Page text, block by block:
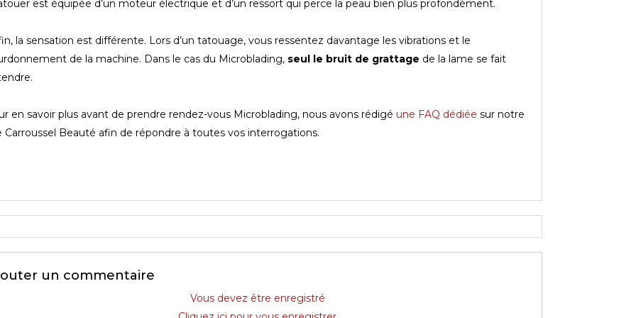
est équipée d’un moteur électrique et d’un ressort qui perce la peau bien plus profondément.
la sensation est différente. Lors d’un tatouage, vous ressentez davantage les vibrations et le
de la machine. Dans le cas du Microblading, seul le bruit de grattage de la lame se fait
en savoir plus avant de prendre rendez-vous Microblading, nous avons rédigé une FAQ dédiée sur notre
Carroussel Beauté afin de répondre à toutes vos interrogations.
un commentaire
Vous devez être enregistré